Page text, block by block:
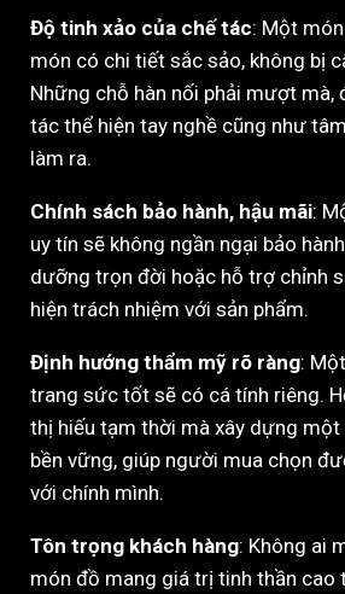
Độ tinh xảo của chế tác: Một
món có chi tiết sắc sảo, không bị
Những chỗ hàn nối phải mượt mà,
tác thể hiện tay nghề cũng như
làm ra.
Chính sách bảo hành, hậu mãi:
uy tín sẽ không ngần ngại bảo
dưỡng trọn đời hoặc hỗ trợ chỉnh
hiện trách nhiệm với sản phẩm.
Định hướng thẩm mỹ rõ ràng:
trang sức tốt sẽ có cá tính riêng.
thị hiếu tạm thời mà xây dựng
bền vững, giúp người mua chọn
với chính mình.
Tôn trọng khách hàng: Không ai
món đồ mang giá trị tinh thần cao